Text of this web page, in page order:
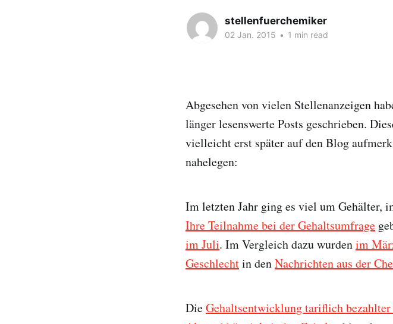
stellenfuerchemiker
02 Jan. 2015 • 1 min read
Abgesehen von vielen Stellenanzeigen
länger lesenswerte Posts geschrieben.
vielleicht erst später auf den Blog
nahelegen:
Im letzten Jahr ging es viel um Gehälter,
Ihre Teilnahme bei der Gehaltsumfrage
im Juli. Im Vergleich dazu wurdenim
Geschlechtin denNachrichten aus der
DieGehaltsentwicklung tariflich